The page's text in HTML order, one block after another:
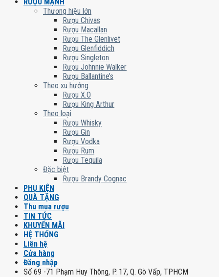
Thương hiệu lớn
Rượu Chivas
Rượu Macallan
Rượu The Glenlivet
Rượu Glenfiddich
Rượu Singleton
Rượu Johnnie Walker
Rượu Ballantine’s
Theo xu hướng
Rượu X.O
Rượu King Arthur
Theo loại
Rượu Whisky
Rượu Gin
Rượu Vodka
Rượu Rum
Rượu Tequila
Đặc biệt
Rượu Brandy Cognac
PHỤ KIỆN
QUÀ TẶNG
Thu mua rượu
TIN TỨC
KHUYẾN MÃI
HỆ THỐNG
Liên hệ
Cửa hàng
Đăng nhập
Số 69 -71 Phạm Huy Thông, P. 17, Q. Gò Vấp, TPHCM